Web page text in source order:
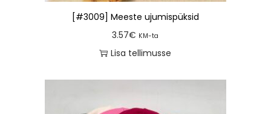
[#3009] Meeste ujumispüksid
3.57€ KM-ta
Lisa tellimusse